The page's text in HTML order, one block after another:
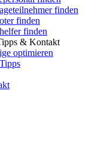
finden
finden
finden
& Kontakt
optimieren